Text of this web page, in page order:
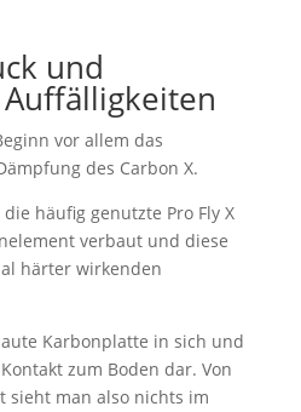
und
vor allem das
des Carbon X.
häufig genutzte Pro Fly X
verbaut und diese
härter wirkenden
Karbonplatte in sich und
zum Boden dar. Von
sieht man also nichts im